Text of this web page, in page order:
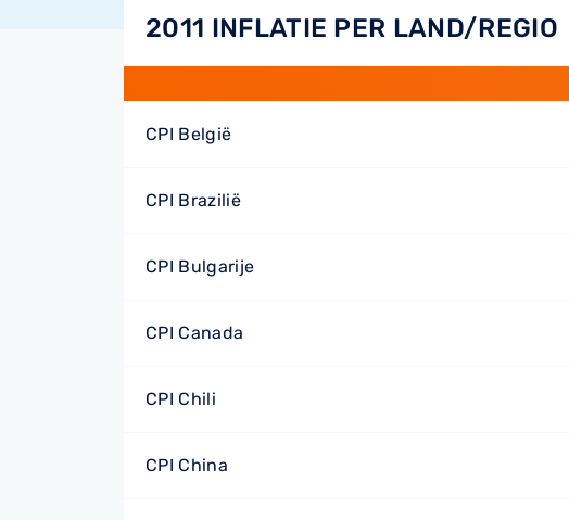
2011 INFLATIE PER LAND/REGIO
CPI België
CPI Brazilië
CPI Bulgarije
CPI Canada
CPI Chili
CPI China